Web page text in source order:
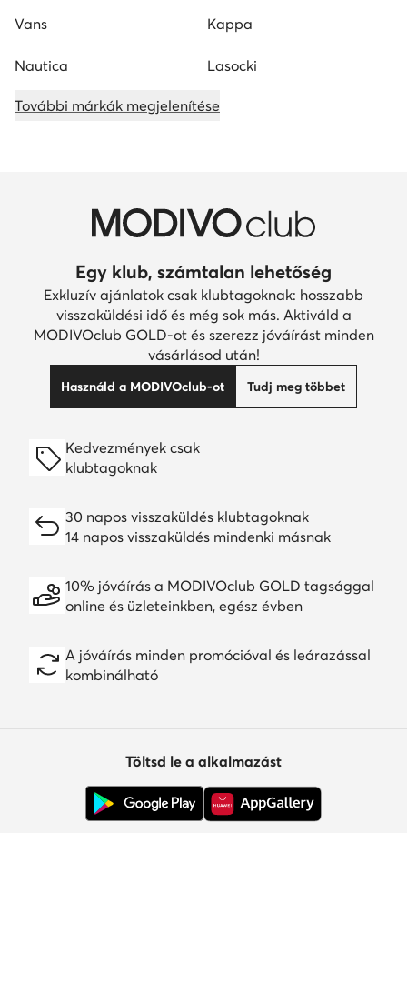
Vans Kappa
Nautica Lasocki
További márkák megjelenítése
Egy klub, számtalan lehetőség
Exkluzív ajánlatok csak klubtagoknak: hosszabb
visszaküldési idő és még sok más. Aktiváld a
MODIVOclub GOLD-ot és szerezz jóváírást minden
vásárlásod után!
Használd a MODIVOclub-ot Tudj meg többet
Kedvezmények csak
klubtagoknak
30 napos visszaküldés klubtagoknak
14 napos visszaküldés mindenki másnak
10% jóváírás a MODIVOclub GOLD tagsággal
online és üzleteinkben, egész évben
A jóváírás minden promócióval és leárazással
kombinálható
Töltsd le a alkalmazást